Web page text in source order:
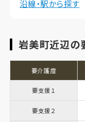
沿線・駅から探す
岩美町近辺の
要介護度
要支援１
要支援２